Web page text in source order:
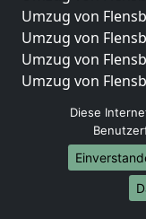
Umzug von
Umzug von
Umzug von
Umzug von
Umzug von
Umzug von
Umzüge-
Diese